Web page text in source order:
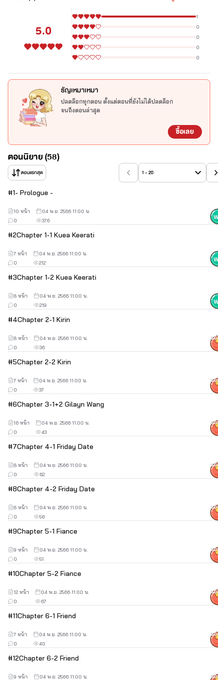
เกื้อ กีรติ ♥ กิเลน หวัง
ตอนเกื้อบอกอยากอยู่กับเฮียตลอดไป เฮียก็พยักหน้ารับ
ตอนเกื้อถามเฮียว่าจะขอเกื้อแต่งงานไหม เฮียก็บอกว่าขอ
แต่พอเกื้อถามว่าเฮียรักเกื้อไหม...เฮียกลับตอบว่าไม่
#นิ่งเฮียก็หาว่าซื่อ
--------------------------
หนังสือ และ E-Book เรื่องนี้อยู่ในความดูแลของ Rose Publishing
หาซื้อได้ตามร้านนายอินทร์หรือร้านหนังสือชั้นนำทั่วไปค่ะ
เผยแพร่ e-chapter ครั้งแรก กันยายน 2566
5.0
1
0
0
0
0
ธัญเหมาเหมา
ปลดล็อกทุกตอน ตั้งแต่ตอนที่ยังไม่ได้ปลดล็อก
จนถึงตอนล่าสุด
ซื้อเลย
ตอนนิยาย (58)
ตอนแรกสุด 1 - 20
#1- Prologue -
376
0
10 หน้า 04 พ.ย. 2566 11:00 น.
#2Chapter 1-1 Kuea Keerati
212
0
7 หน้า 04 พ.ย. 2566 11:00 น.
#3Chapter 1-2 Kuea Keerati
219
0
8 หน้า 04 พ.ย. 2566 11:00 น.
#4Chapter 2-1 Kirin
36
0
8 หน้า 04 พ.ย. 2566 11:00 น.
#5Chapter 2-2 Kirin
37
0
7 หน้า 04 พ.ย. 2566 11:00 น.
#6Chapter 3-1+2 Gilayn Wang
43
0
16 หน้า 04 พ.ย. 2566 11:00 น.
#7Chapter 4-1 Friday Date
62
0
8 หน้า 04 พ.ย. 2566 11:00 น.
#8Chapter 4-2 Friday Date
56
0
8 หน้า 04 พ.ย. 2566 11:00 น.
#9Chapter 5-1 Fiance
51
0
9 หน้า 04 พ.ย. 2566 11:00 น.
#10Chapter 5-2 Fiance
67
0
12 หน้า 04 พ.ย. 2566 11:00 น.
#11Chapter 6-1 Friend
40
0
7 หน้า 04 พ.ย. 2566 11:00 น.
#12Chapter 6-2 Friend
9 หน้า 04 พ.ย. 2566 11:00 น.